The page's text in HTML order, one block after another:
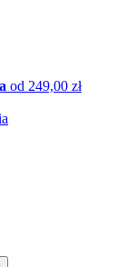
od 249,00 zł